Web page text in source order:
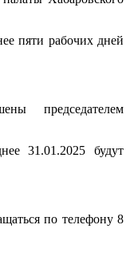
пяти рабочих дней
председателем
31.01.2025 будут
по телефону 8